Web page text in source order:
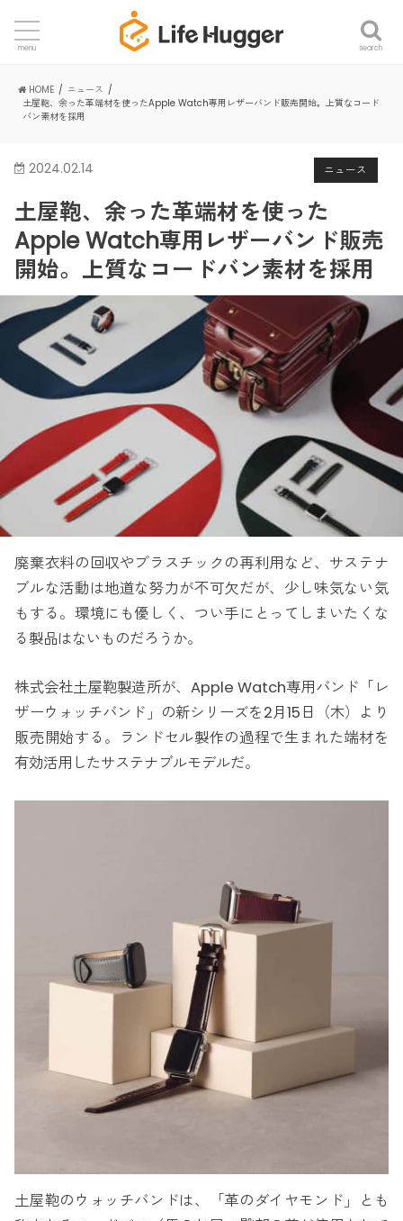
search
menu
HOME
ニュース
土屋鞄、余った革端材を使ったApple Watch専用レザーバンド販売開始。上質なコード
バン素材を採用
ニュース
2024.02.14
土屋鞄、余った革端材を使った
Apple Watch専用レザーバンド販売
開始。上質なコードバン素材を採用
廃棄衣料の回収やプラスチックの再利用など、サステナ
ブルな活動は地道な努力が不可欠だが、少し味気ない気
もする。環境にも優しく、つい手にとってしまいたくな
る製品はないものだろうか。
株式会社土屋鞄製造所が、Apple Watch専用バンド「レ
ザーウォッチバンド」の新シリーズを2月15日（木）より
販売開始する。ランドセル製作の過程で生まれた端材を
有効活用したサステナブルモデルだ。
土屋鞄のウォッチバンドは、「革のダイヤモンド」とも